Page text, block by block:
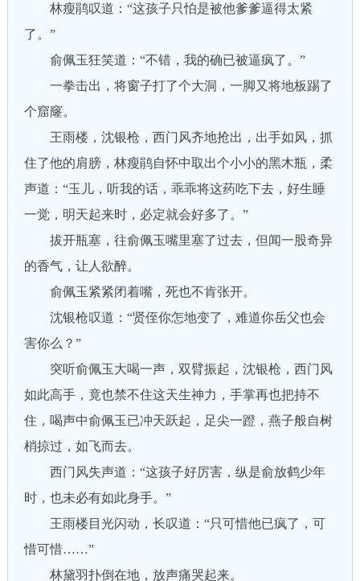
林瘦鹃叹道：“这孩子只怕是被他爹爹逼得太紧
了。”
俞佩玉狂笑道：“不错，我的确已被逼疯了。”
一拳击出，将窗子打了个大洞，一脚又将地板踢了
个窟窿。
王雨楼，沈银枪，西门风齐地抢出，出手如风，抓
住了他的肩膀，林瘦鹃自怀中取出个小小的黑木瓶，柔
声道：“玉儿，听我的话，乖乖将这药吃下去，好生睡
一觉，明天起来时，必定就会好多了。”
拔开瓶塞，往俞佩玉嘴里塞了过去，但闻一股奇异
的香气，让人欲醉。
俞佩玉紧紧闭着嘴，死也不肯张开。
沈银枪叹道：“贤侄你怎地变了，难道你岳父也会
害你么？”
突听俞佩玉大喝一声，双臂振起，沈银枪，西门风
如此高手，竟也禁不住这天生神力，手掌再也把持不
住，喝声中俞佩玉已冲天跃起，足尖一蹬，燕子般自树
梢掠过，如飞而去。
西门风失声道：“这孩子好厉害，纵是俞放鹤少年
时，也未必有如此身手。”
王雨楼目光闪动，长叹道：“只可惜他已疯了，可
惜可惜……”
林黛羽扑倒在地，放声痛哭起来。